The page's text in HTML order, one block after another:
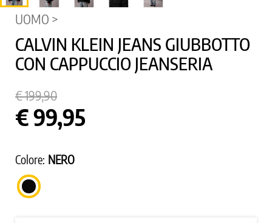
UOMO >
CALVIN KLEIN JEANS GIUBBOTTO
CON CAPPUCCIO JEANSERIA
€ 199,90
€ 99,95
Colore: NERO
NERO